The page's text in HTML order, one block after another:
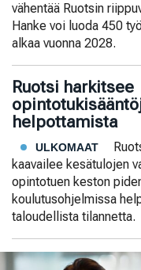
vähentää Ruotsin
Hanke voi luoda 450
alkaa vuonna 2028.
Ruotsi harkitsee
helpottamista
ULKOMAAT
kaavailee kesätulojen
opintotuen keston
koulutusohjelmissa
taloudellista tilannetta.